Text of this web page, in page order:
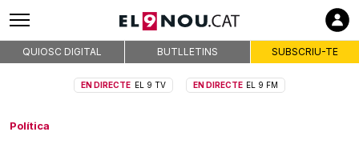
QUIOSC DIGITAL BUTLLETINS SUBSCRIU-TE
EN DIRECTE EL 9 TV EN DIRECTE EL 9 FM
Política